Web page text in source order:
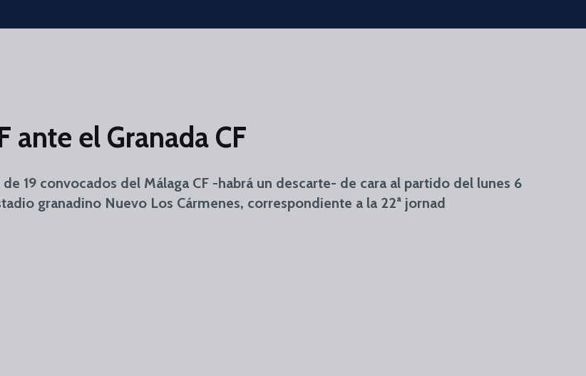
ante el Granada CF
19 convocados del Málaga CF -habrá un descarte- de cara al partido del lunes 6
granadino Nuevo Los Cármenes, correspondiente a la 22ª jornad